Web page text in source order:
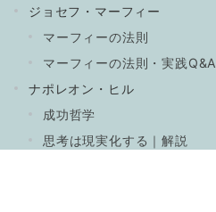
ジョセフ・マーフィー
マーフィーの法則
マーフィーの法則・実践Q&A
ナポレオン・ヒル
成功哲学
思考は現実化する｜解説